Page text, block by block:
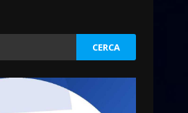
Agosto 2026 18:13